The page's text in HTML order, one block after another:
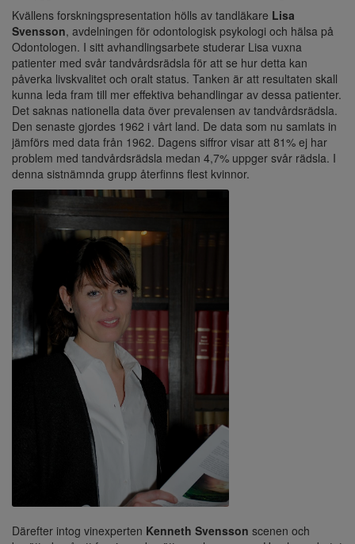
Kvällens forskningspresentation hölls av tandläkare Lisa
Svensson, avdelningen för odontologisk psykologi och hälsa på
Odontologen. I sitt avhandlingsarbete studerar Lisa vuxna
patienter med svår tandvårdsrädsla för att se hur detta kan
påverka livskvalitet och oralt status. Tanken är att resultaten skall
kunna leda fram till mer effektiva behandlingar av dessa patienter.
Det saknas nationella data över prevalensen av tandvårdsrädsla.
Den senaste gjordes 1962 i vårt land. De data som nu samlats in
jämförs med data från 1962. Dagens siffror visar att 81% ej har
problem med tandvårdsrädsla medan 4,7% uppger svår rädsla. I
denna sistnämnda grupp återfinns flest kvinnor.
Därefter intog vinexperten Kenneth Svensson scenen och